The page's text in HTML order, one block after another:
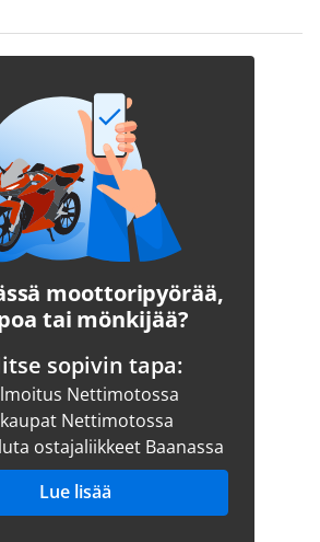
moottoripyörää,
tai mönkijää?
sopivin tapa:
Nettimotossa
Nettimotossa
ostajaliikkeet Baanassa
Lue lisää